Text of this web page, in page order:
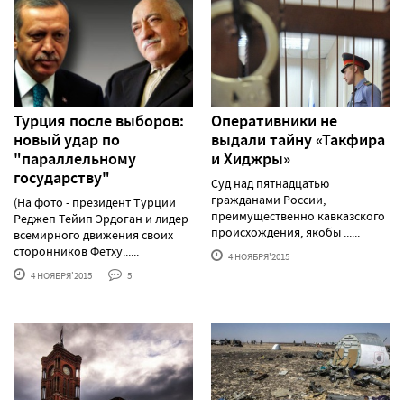
Турция после выборов:
новый удар по
"параллельному
государству"
(На фото - президент Турции
Реджеп Тейип Эрдоган и лидер
всемирного движения своих
сторонников Фетху......
4 НОЯБРЯ'2015 5
Оперативники не
выдали тайну «Такфира
и Хиджры»
Суд над пятнадцатью
гражданами России,
преимущественно кавказского
происхождения, якобы ......
4 НОЯБРЯ'2015